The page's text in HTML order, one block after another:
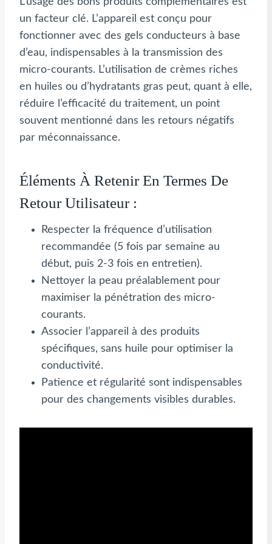
un facteur clé. L’appareil est conçu pour
fonctionner avec des gels conducteurs à base
d’eau, indispensables à la transmission des
micro-courants. L’utilisation de crèmes riches
en huiles ou d’hydratants gras peut, quant à elle,
réduire l’efficacité du traitement, un point
souvent mentionné dans les retours négatifs
par méconnaissance.
Éléments À Retenir En Termes De
Retour Utilisateur :
Respecter la fréquence d’utilisation
recommandée (5 fois par semaine au
début, puis 2-3 fois en entretien).
Nettoyer la peau préalablement pour
maximiser la pénétration des micro-
courants.
Associer l’appareil à des produits
spécifiques, sans huile pour optimiser la
conductivité.
Patience et régularité sont indispensables
pour des changements visibles durables.